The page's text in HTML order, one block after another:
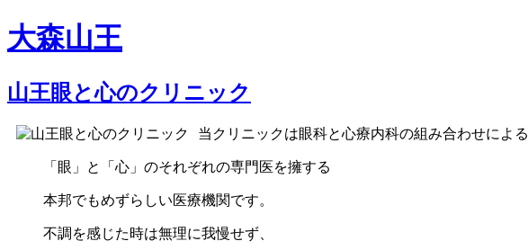
大森山王
山王眼と心のクリニック
当クリニックは眼科と心療内科の組み合わせによる
「眼」と「心」のそれぞれの専門医を擁する
本邦でもめずらしい医療機関です。
不調を感じた時は無理に我慢せず、